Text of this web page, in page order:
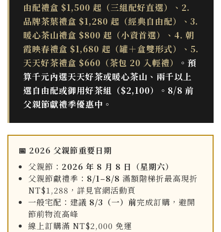
由配禮盒 $1,500 起（三組配好直選）、2.
品牌茶葉禮盒 $1,280 起（經典自由配）、3.
暖心茶山禮盒 $800 起（小資首選）、4. 朝
霞映春禮盒 $1,680 起（罐＋盒雙形式）、5.
天天好茶禮盒 $660（茶包 20 入輕禮）
。預
算千元內選天天好茶或暖心茶山、兩千以上
選自由配或御用好茶組（$2,100）。8/8 前
父親節獻禮季優惠中。
📅 2026 父親節重要日期
父親節： 2026 年 8 月 8 日（星期六）
父親節獻禮季： 8/1–8/8 滿額階梯折最高現折
NT$1,288，詳見官網活動頁
一般宅配：建議 8/3（一）前完成訂購，避開
節前物流高峰
線上訂購滿 NT$2,000 免運